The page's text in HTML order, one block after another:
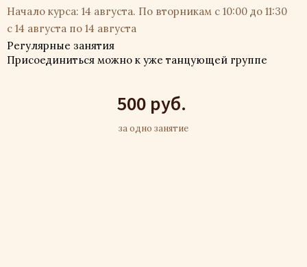
Начало курса: 14 августа. По вторникам с 10:00 до 11:30
с 14 августа по 14 августа
500 руб.
за одно занятие
Регулярные занятия
Присоединиться можно к уже танцующей группе